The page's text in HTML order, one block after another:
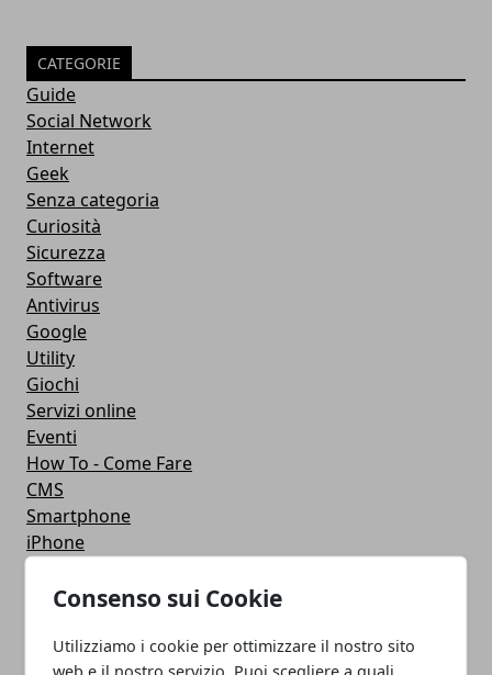
Consenso sui Cookie
Utilizziamo i cookie per ottimizzare il nostro sito
web e il nostro servizio. Puoi scegliere a quali
CATEGORIE
Guide
Social Network
Internet
Geek
Senza categoria
Curiosità
Sicurezza
Software
Antivirus
Google
Utility
Giochi
Servizi online
Eventi
How To - Come Fare
CMS
Smartphone
iPhone
Videogames
Android